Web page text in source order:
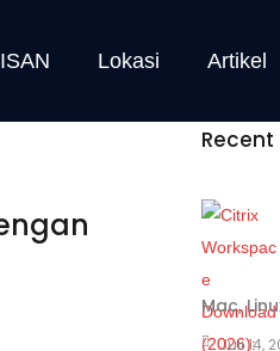
Lokasi Artikel
Recent
Mac,
Juli 14,